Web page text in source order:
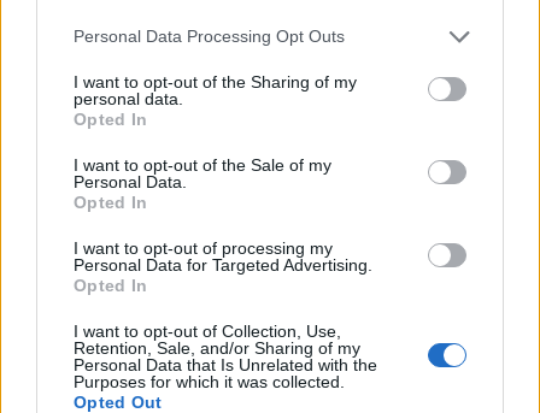
Personal Data Processing Opt Outs
I want to opt-out of the Sharing of my
personal data.
Opted In
I want to opt-out of the Sale of my
Personal Data.
Opted In
I want to opt-out of processing my
Personal Data for Targeted Advertising.
Opted In
I want to opt-out of Collection, Use,
Retention, Sale, and/or Sharing of my
Personal Data that Is Unrelated with the
Purposes for which it was collected.
Opted Out
Senaste inlägget avXebers76 för 18 timmar sedan Projekt
Manta b som ska räddas (kaross eller
delar sökes)
Senaste inlägget av
Camaro som bruksbil?! 56 svar
Senaste inlägget av
Volvo 740 GLT Långtids Projekt
Senaste inlägget av RubenRutegard tisdag 19:47
Volvo 142 Elkonvertering Elbil
Senaste inlägget avEv_volvo142 måndag 19:16 Projekt
Volkswagen split bus t1 1962